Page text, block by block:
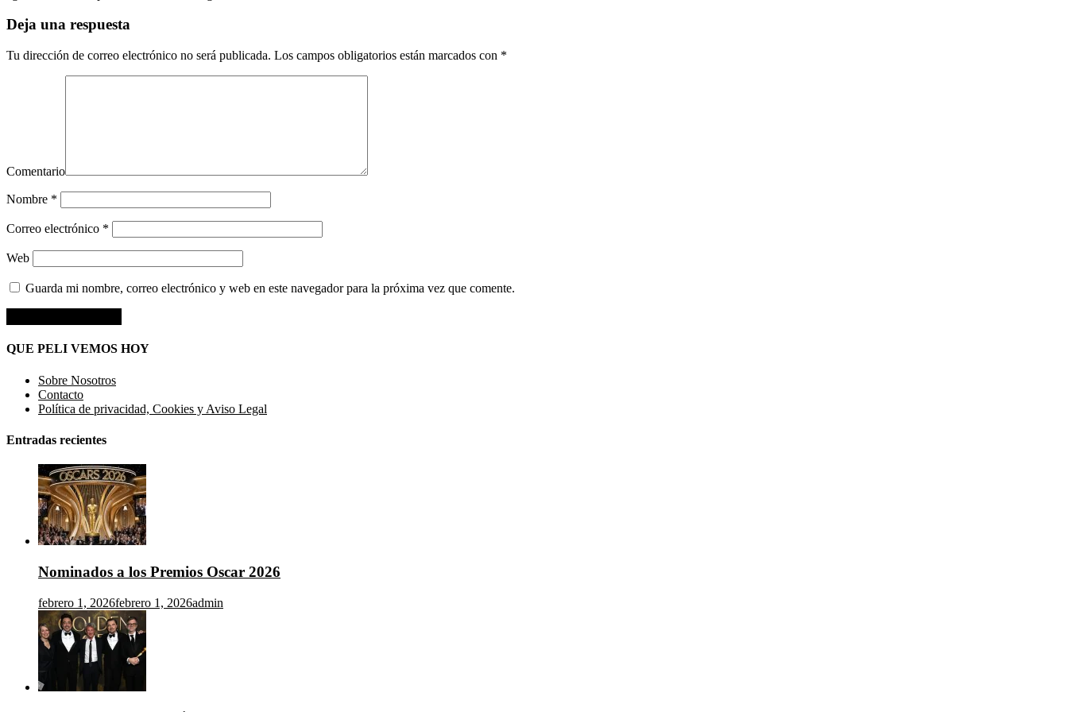
Deja una respuesta
Tu dirección de correo electrónico no será publicada. Los campos obligatorios están marcados con *
Comentario
Nombre *
Correo electrónico *
Web
Guarda mi nombre, correo electrónico y web en este navegador para la próxima vez que comente.
QUE PELI VEMOS HOY
Sobre Nosotros
Contacto
Política de privacidad, Cookies y Aviso Legal
Entradas recientes
Nominados a los Premios Oscar 2026
febrero 1, 2026febrero 1, 2026admin